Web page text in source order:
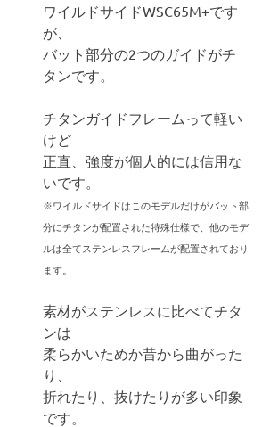
ワイルドサイドWSC65M+です
が、
バット部分の2つのガイドがチ
タンです。
チタンガイドフレームって軽い
けど
正直、強度が個人的には信用な
いです。
※ワイルドサイドはこのモデルだけがバット部
分にチタンが配置された特殊仕様で、他のモデ
ルは全てステンレスフレームが配置されており
ます。
素材がステンレスに比べてチタ
ンは
柔らかいためか昔から曲がった
り、
折れたり、抜けたりが多い印象
です。